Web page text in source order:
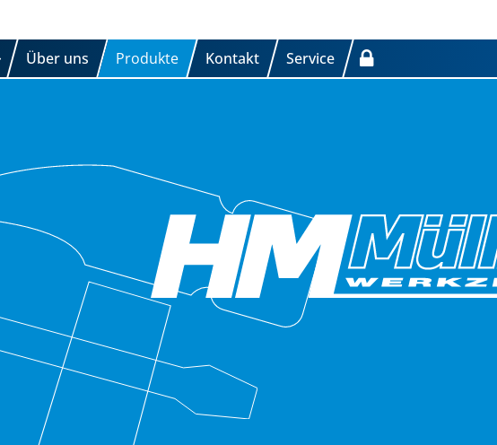
Über uns Produkte Kontakt Service